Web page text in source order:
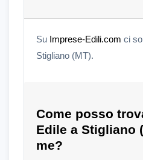
Su Imprese-Edili.com ci
Stigliano (MT).
Come posso
Edile a Stigliano
me?